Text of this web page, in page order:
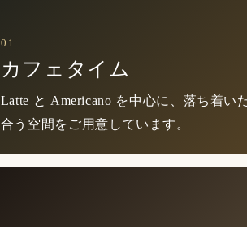
01
カフェタイム
Latte と Americano を中心に、落ち着い
合う空間をご用意しています。